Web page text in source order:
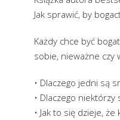
Jak sprawić, by
Każdy chce być
sobie, nieważne czy
• Dlaczego jedni są
• Dlaczego
• Jak to się dzieje,